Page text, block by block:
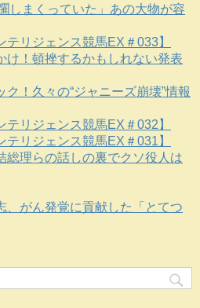
しまくっていた」あの大物が容
テリジェンス競馬EX＃033】
け！頓挫するかもしれない発表
！久々の“ジャニーズ崩壊”情報
テリジェンス競馬EX＃032】
テリジェンス競馬EX＃031】
総理らの話しの裏でクソ役人は
、がん発覚に貢献した「とてつ